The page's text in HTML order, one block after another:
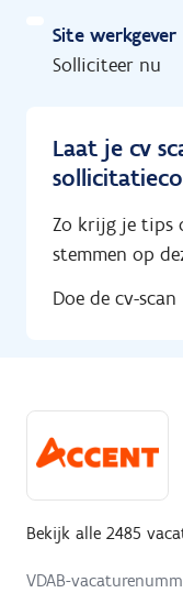
Site werkgever
Solliciteer nu
Laat je cv
Zo krijg je tips
stemmen op
Doe de cv-scan
Bekijk alle 2485
VDAB-